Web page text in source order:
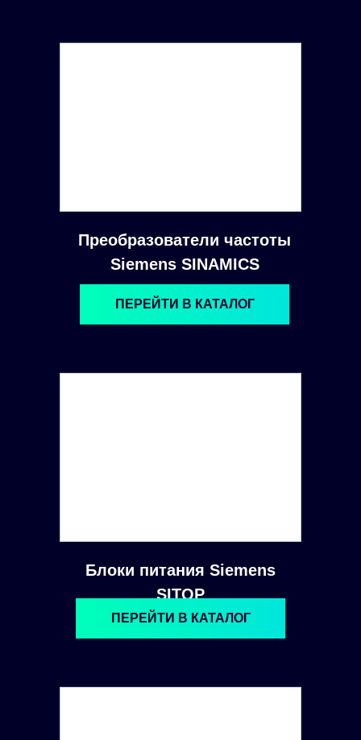
Преобразователи частоты
Siemens SINAMICS
Блоки питания Siemens
SITOP
ПЕРЕЙТИ В КАТАЛОГ
ПЕРЕЙТИ В КАТАЛОГ